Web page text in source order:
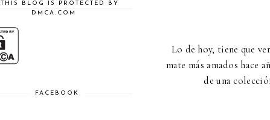
Lo de hoy, tiene que
mate más amados hace
de una
THIS BLOG IS PROTECTED BY
DMCA.COM
FACEBOOK